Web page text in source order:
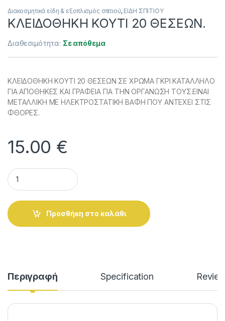
Διακοσμητικά είδη & εξοπλισμός σπιτιού, ΕΙΔΗ ΣΠΙΤΙΟΥ
ΚΛΕΙΔΟΘΗΚΗ ΚΟΥΤΙ 20 ΘΕΣΕΩΝ.
Διαθεσιμότητα: Σε απόθεμα
ΚΛΕΙΔΟΘΗΚΗ ΚΟΥΤΙ 20 ΘΕΣΕΩΝ ΣΕ ΧΡΩΜΑ ΓΚΡΙ ΚΑΤΑΛΛΗΛΟ
ΓΙΑ ΑΠΟΘΗΚΕΣ ΚΑΙ ΓΡΑΦΕΙΑ ΓΙΑ ΤΗΝ ΟΡΓΑΝΩΣΗ ΤΟΥΣ.ΕΙΝΑΙ
ΜΕΤΑΛΛΙΚΗ ΜΕ ΗΛΕΚΤΡΟΣΤΑΤΙΚΗ ΒΑΦΗ ΠΟΥ ΑΝΤΕΧΕΙ ΣΤΙΣ
ΦΘΟΡΕΣ.
15.00 €
ΚΛΕΙΔΟΘΗΚΗ ΚΟΥΤΙ 20 ΘΕΣΕΩΝ. quantity
Προσθήκη στο καλάθι
Περιγραφή Specification